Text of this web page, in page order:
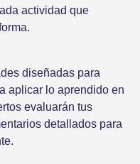
actividad que
diseñadas para
aplicar lo aprendido en
evaluarán tus
detallados para